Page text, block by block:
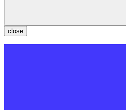
close